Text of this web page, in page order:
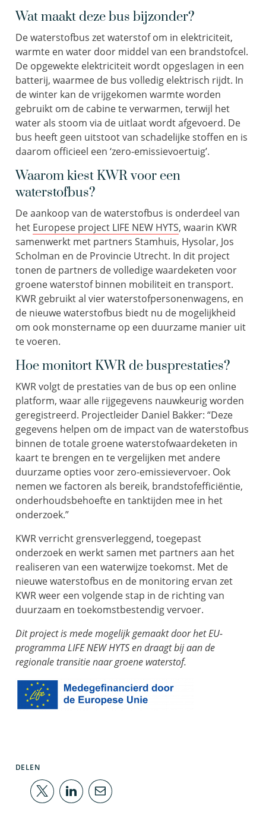
Wat maakt deze bus bijzonder?
De waterstofbus zet waterstof om in elektriciteit,
warmte en water door middel van een brandstofcel.
De opgewekte elektriciteit wordt opgeslagen in een
batterij, waarmee de bus volledig elektrisch rijdt. In
de winter kan de vrijgekomen warmte worden
gebruikt om de cabine te verwarmen, terwijl het
water als stoom via de uitlaat wordt afgevoerd. De
bus heeft geen uitstoot van schadelijke stoffen en is
daarom officieel een ‘zero-emissievoertuig’.
Waarom kiest KWR voor een
waterstofbus?
De aankoop van de waterstofbus is onderdeel van
het Europese project LIFE NEW HYTS, waarin KWR
samenwerkt met partners Stamhuis, Hysolar, Jos
Scholman en de Provincie Utrecht. In dit project
tonen de partners de volledige waardeketen voor
groene waterstof binnen mobiliteit en transport.
KWR gebruikt al vier waterstofpersonenwagens, en
de nieuwe waterstofbus biedt nu de mogelijkheid
om ook monstername op een duurzame manier uit
te voeren.
Hoe monitort KWR de busprestaties?
KWR volgt de prestaties van de bus op een online
platform, waar alle rijgegevens nauwkeurig worden
geregistreerd. Projectleider Daniel Bakker: “Deze
gegevens helpen om de impact van de waterstofbus
binnen de totale groene waterstofwaardeketen in
kaart te brengen en te vergelijken met andere
duurzame opties voor zero-emissievervoer. Ook
nemen we factoren als bereik, brandstofefficiëntie,
onderhoudsbehoefte en tanktijden mee in het
onderzoek.”
KWR verricht grensverleggend, toegepast
onderzoek en werkt samen met partners aan het
realiseren van een waterwijze toekomst. Met de
nieuwe waterstofbus en de monitoring ervan zet
KWR weer een volgende stap in de richting van
duurzaam en toekomstbestendig vervoer.
Dit project is mede mogelijk gemaakt door het EU-
programma LIFE NEW HYTS en draagt bij aan de
regionale transitie naar groene waterstof.
DELEN